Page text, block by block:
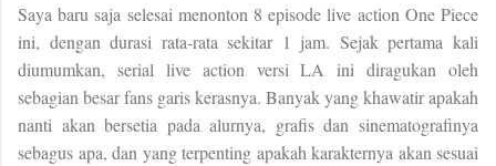
Saya baru saja selesai menonton 8 episode live action One Piece
ini, dengan durasi rata-rata sekitar 1 jam. Sejak pertama kali
diumumkan, serial live action versi LA ini diragukan oleh
sebagian besar fans garis kerasnya. Banyak yang khawatir apakah
nanti akan bersetia pada alurnya, grafis dan sinematografinya
sebagus apa, dan yang terpenting apakah karakternya akan sesuai